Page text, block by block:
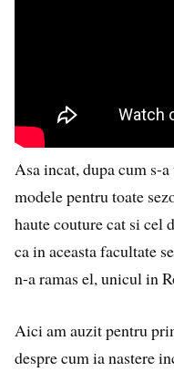
Asa incat, dupa cum s-
modele pentru toate
haute couture cat si cel
ca in aceasta facultate
n-a ramas el, unicul in
Aici am auzit pentru
despre cum ia nastere